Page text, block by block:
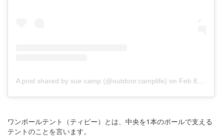
A post shared by sue camp (@outdoor.camplife) on Feb 8, 2018 at 2:08am PST
ワンポールテント（ティピー）とは、中央を1本のポールで支える
テントのことを言います。